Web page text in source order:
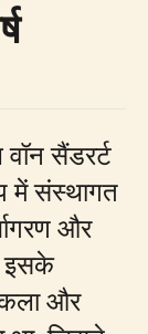
सैंडरर्ट
में संस्थागत
और
इसके
और